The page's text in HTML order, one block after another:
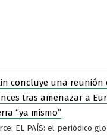
concluye una reunión
tras amenazar a
“ya mismo”
EL PAÍS: el periódico